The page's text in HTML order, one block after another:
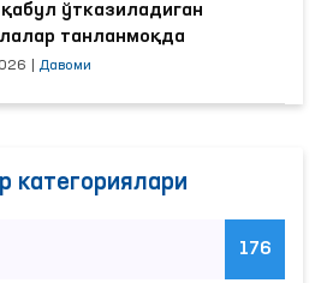
ўтказиладиган
танланмоқда
Давоми
категориялари
176